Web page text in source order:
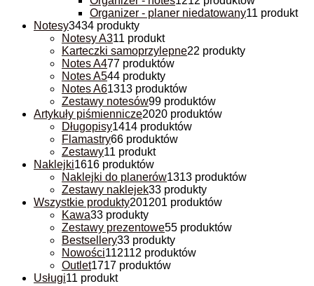
Organizer - planer niedatowany11 produkt
Notesy3434 produkty
Notesy A311 produkt
Karteczki samoprzylepne22 produkty
Notes A477 produktów
Notes A544 produkty
Notes A61313 produktów
Zestawy notesów99 produktów
Artykuły piśmiennicze2020 produktów
Długopisy1414 produktów
Flamastry66 produktów
Zestawy11 produkt
Naklejki1616 produktów
Naklejki do planerów1313 produktów
Zestawy naklejek33 produkty
Wszystkie produkty201201 produktów
Kawa33 produkty
Zestawy prezentowe55 produktów
Bestsellery33 produkty
Nowości112112 produktów
Outlet1717 produktów
Usługi11 produkt